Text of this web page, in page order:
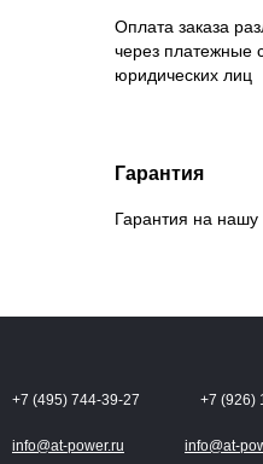
Оплата заказа
через платежные
юридических лиц
Гарантия
Гарантия на
+7 (495) 744-39-27 +7 (926)
info@at-power.ru info@at-